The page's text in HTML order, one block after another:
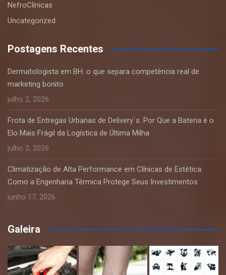
NefroClínicas
Uncategorized
Postagens Recentes
Dermatologista em BH: o que separa competência real de
marketing bonito
julho 2, 2026
Frota de Entregas Urbanas de Delivery´s: Por Que a Bateria é o
Elo Mais Frágil da Logística de Última Milha
julho 2, 2026
Climatização de Alta Performance em Clínicas de Estética:
Como a Engenharia Térmica Protege Seus Investimentos
junho 17, 2026
Galeira